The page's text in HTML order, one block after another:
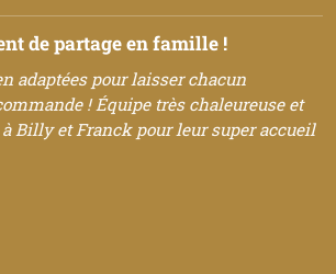
de partage en famille !
adaptées pour laisser chacun
! Équipe très chaleureuse et
Billy et Franck pour leur super accueil